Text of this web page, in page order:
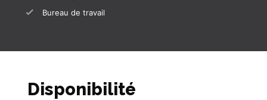
Bureau de travail
Disponibilité